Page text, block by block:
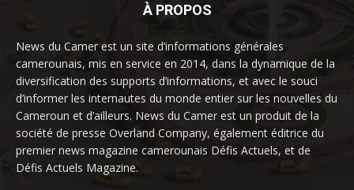
À PROPOS
News du Camer est un site d’informations générales
camerounais, mis en service en 2014, dans la dynamique de la
diversification des supports d’informations, et avec le souci
d’informer les internautes du monde entier sur les nouvelles du
Cameroun et d’ailleurs. News du Camer est un produit de la
société de presse Overland Company, également éditrice du
premier news magazine camerounais Défis Actuels, et de
Défis Actuels Magazine.